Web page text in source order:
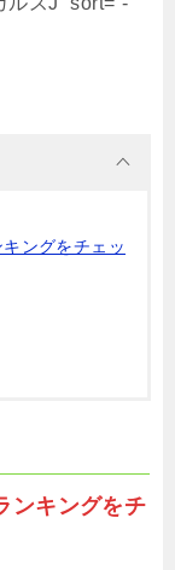
ングをチェッ
ンキングをチ